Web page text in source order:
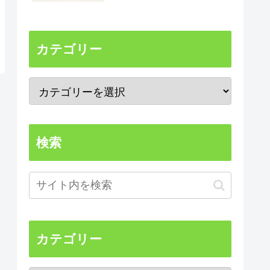
カテゴリー
検索
カテゴリー